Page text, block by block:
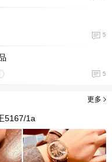
5
5
更多
5167/1a